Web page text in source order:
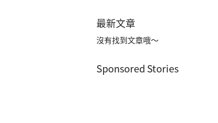
最新文章
沒有找到文章哦～
Sponsored Stories